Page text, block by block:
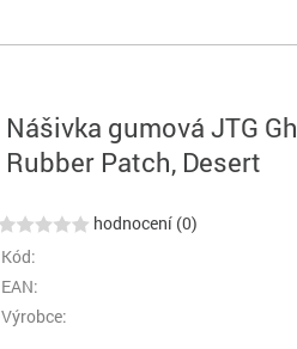
Nášivka gumová JTG
Rubber Patch, Desert
hodnocení (0)
Kód:
EAN:
Výrobce: